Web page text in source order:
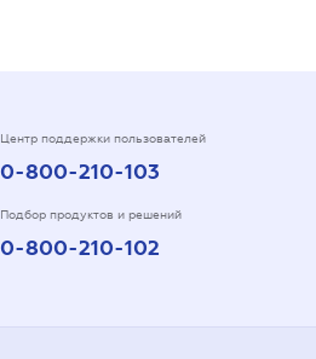
Центр поддержки пользователей
0-800-210-103
Подбор продуктов и решений
0-800-210-102